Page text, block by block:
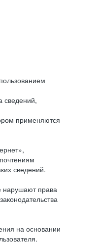
сведений,
применяются
сведений.
нарушают права
на основании